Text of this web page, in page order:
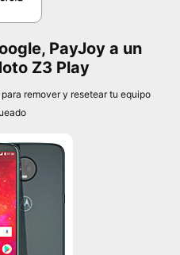
PayJoy a un
Z3 Play
remover y resetear tu equipo